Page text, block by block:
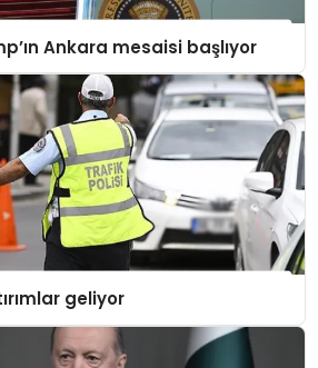
Ankara mesaisi başlıyor
geliyor